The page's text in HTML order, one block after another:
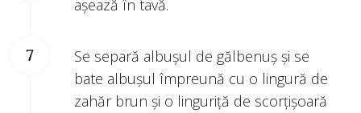
așează în tavă.
Se separă albușul de gălbenuș și se
bate albușul împreună cu o lingură de
zahăr brun și o linguriță de scorțișoară